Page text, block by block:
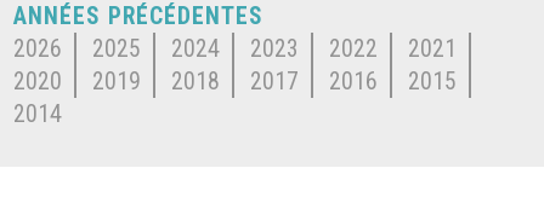
ANNÉES PRÉCÉDENTES
2026
2025 2024 2023 2022
2021
2020
2019 2018 2017 2016
2015
2014